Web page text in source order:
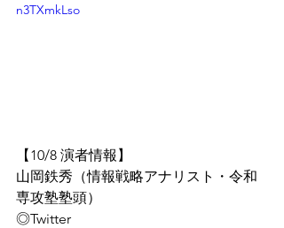
n3TXmkLso
【10/8 演者情報】
山岡鉄秀（情報戦略アナリスト・令和
専攻塾塾頭）
◎Twitter